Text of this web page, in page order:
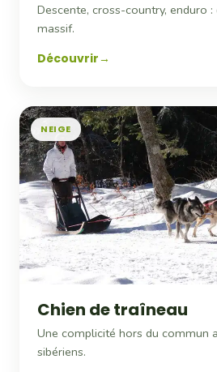
Descente, cross-country, enduro
massif.
Découvrir
NEIGE
Chien de traîneau
Une complicité hors du commun
sibériens.